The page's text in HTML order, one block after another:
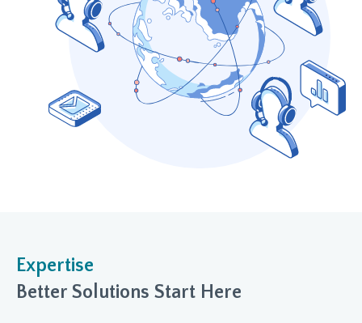
Expertise
Better Solutions Start Here